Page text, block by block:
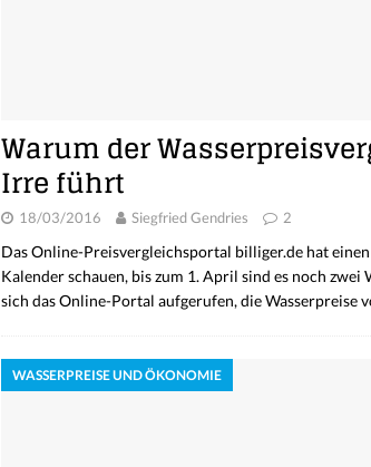
Warum der
Irre führt
18/03/2016 Siegfried Gendries 2
Das Online-Preisvergleichsportal billiger.de hat
Kalender schauen, bis zum 1. April sind es noch
sich das Online-Portal aufgerufen, die Wasserpreise
WASSERPREISE UND ÖKONOMIE